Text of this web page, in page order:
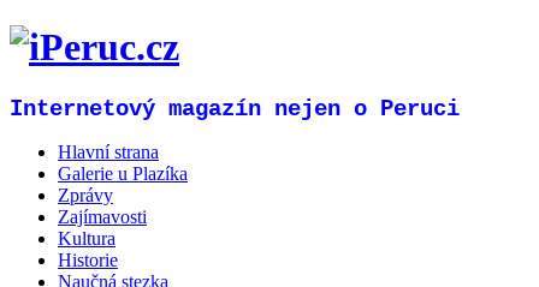
Internetový magazín nejen o Peruci
Hlavní strana
Galerie u Plazíka
Zprávy
Zajímavosti
Kultura
Historie
Naučná stezka